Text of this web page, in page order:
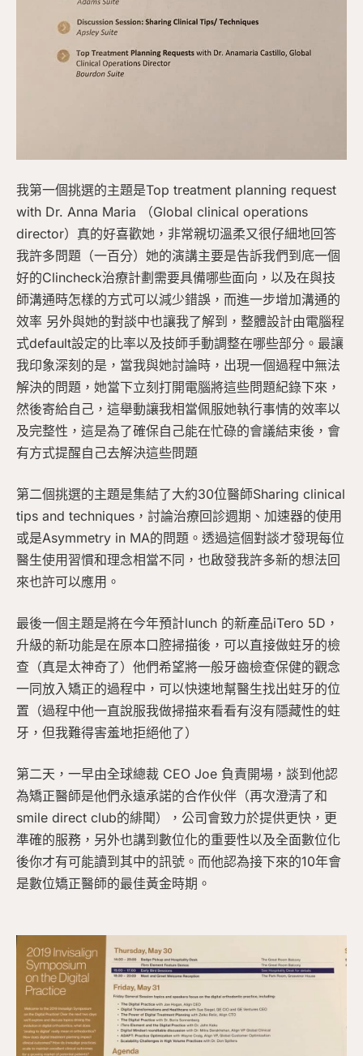
我第一個挑選的主題是Top treatment planning request
with Dr. Anna Maria （Global clinical operations
director）真的好喜歡她，非常親切溫柔又很仔細地回答
我許多問題（一百分）她的演講主要是告訴我們到底一個
好的Clincheck治療計劃需要具備哪些面向，以及在與技
師溝通時怎樣的方式可以減少錯誤，而進一步增加溝通的
效率 另外與她的對談中也讓我了解到，整體設計由電腦程
式default設定的比率以及技師手動調整在哪些部分。最讓
我印象深刻的是，當我與她討論時，出現一個過程中無法
解決的問題，她當下立刻打開電腦將這些問題紀錄下來，
然後寄給自己，這舉動讓我相當佩服她執行事情的效率以
及完整性，這是為了確保自己能在忙碌的會議結束後，會
有方式提醒自己去解決這些問題
第二個挑選的主題是集結了大約30位醫師Sharing clinical
tips and techniques，討論治療回診週期、加速器的使用
或是Asymmetry in MA的問題。透過這個對談才發現每位
醫生使用習慣和理念相當不同，也啟發我許多新的想法回
來也許可以應用。
最後一個主題是將在今年預計lunch 的新產品iTero 5D，
升級的新功能是在原本口腔掃描後，可以直接做蛀牙的檢
查（真是太神奇了）他們希望將一般牙齒檢查保健的觀念
一同放入矯正的過程中，可以快速地幫醫生找出蛀牙的位
置（過程中他一直說服我做掃描來看看有沒有隱藏性的蛀
牙，但我難得害羞地拒絕他了）
第二天，一早由全球總裁 CEO Joe 負責開場，談到他認
為矯正醫師是他們永遠承諾的合作伙伴（再次澄清了和
smile direct club的緋聞），公司會致力於提供更快，更
準確的服務，另外也講到數位化的重要性以及全面數位化
後你才有可能讀到其中的訊號。而他認為接下來的10年會
是數位矯正醫師的最佳黃金時期。